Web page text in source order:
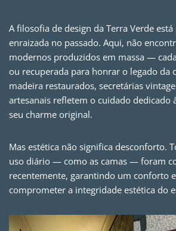
A filosofia de design da Terra Verde
enraizada no passado. Aqui, não
modernos produzidos em massa —
ou recuperada para honrar o legado da
madeira restaurados, secretárias
artesanais refletem o cuidado dedicado
seu charme original.
Mas estética não significa desconforto.
uso diário — como as camas — foram
recentemente, garantindo um conforto
comprometer a integridade estética do